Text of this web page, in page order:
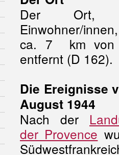
Der Ort,
Einwohner/
ca. 7 km von
entfernt (D 162).
Die Ereignisse
August 1944
Nach der
der Provence